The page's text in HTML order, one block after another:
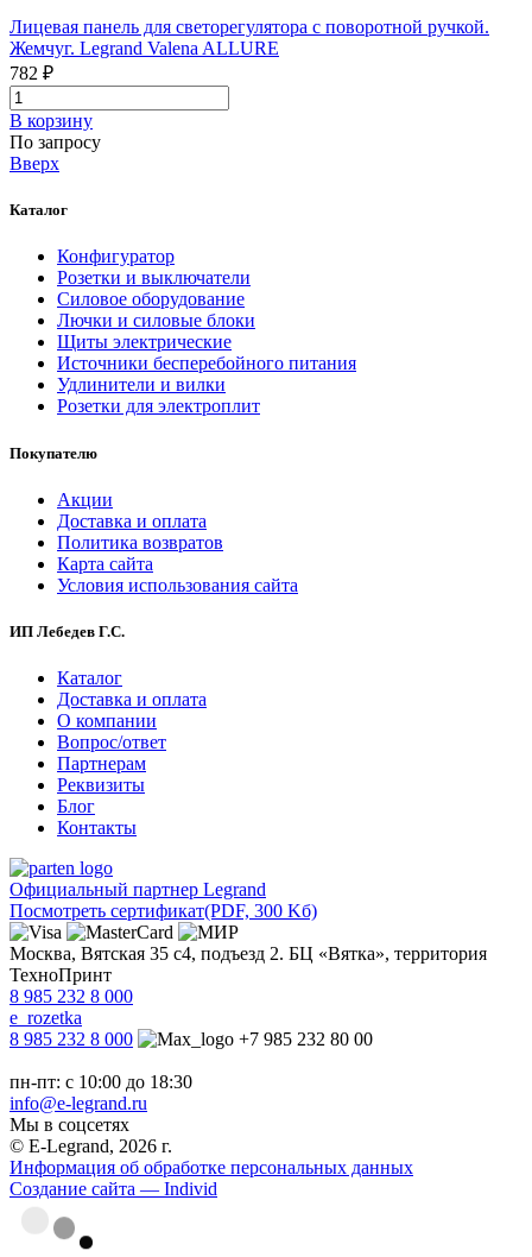
Лицевая панель для светорегулятора с поворотной ручкой.
Жемчуг. Legrand Valena ALLURE
782 ₽
В корзинy
По запросу
Вверх
Каталог
Конфигуратор
Розетки и выключатели
Силовое оборудование
Лючки и силовые блоки
Щиты электрические
Источники бесперебойного питания
Удлинители и вилки
Розетки для электроплит
Покупателю
Акции
Доставка и оплата
Политика возвратов
Карта сайта
Условия использования сайта
ИП Лебедев Г.С.
Каталог
Доставка и оплата
О компании
Вопрос/ответ
Партнерам
Реквизиты
Блог
Контакты
Официальный партнер Legrand
Посмотреть сертификат(PDF, 300 Kб)
Москва, Вятская 35 с4, подъезд 2. БЦ «Вятка», территория
ТехноПринт
8 985 232 8 000
e_rozetka
8 985 232 8 000
+7 985 232 80 00
пн-пт: с 10:00 до 18:30
info@e-legrand.ru
Мы в соцсетях
© E-Legrand, 2026 г.
Информация об обработке персональных данных
Создание сайта — Individ